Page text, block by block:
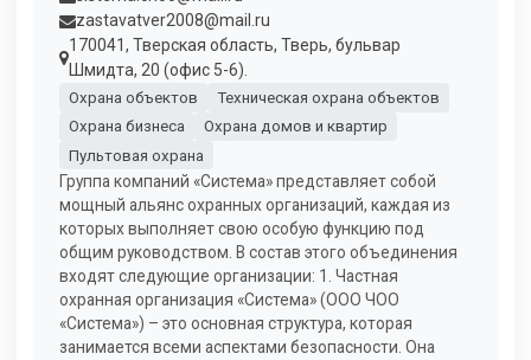
zastavatver2008@mail.ru
170041, Тверская область, Тверь, бульвар
Шмидта, 20 (офис 5-6).
Охрана объектов
Техническая охрана объектов
Охрана бизнеса
Охрана домов и квартир
Пультовая охрана
Группа компаний «Система» представляет собой
мощный альянс охранных организаций, каждая из
которых выполняет свою особую функцию под
общим руководством. В состав этого объединения
входят следующие организации: 1. Частная
охранная организация «Система» (ООО ЧОО
«Система») – это основная структура, которая
занимается всеми аспектами безопасности. Она